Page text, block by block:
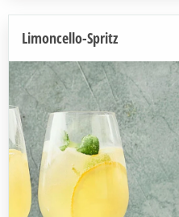
Limoncello-Spritz